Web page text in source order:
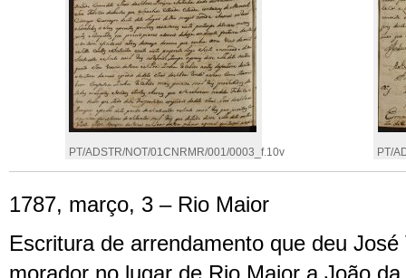
PT/ADSTR/NOT/01CNRMR/001/0003_f.10v PT/
1787, março, 3 – Rio Maior
Escritura de arrendamento que deu